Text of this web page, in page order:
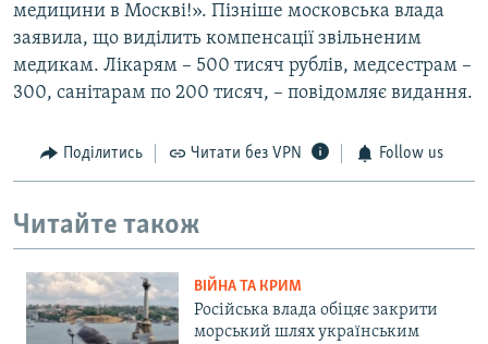
медицини в Москві!». Пізніше московська влада
заявила, що виділить компенсації звільненим
медикам. Лікарям – 500 тисяч рублів, медсестрам –
300, санітарам по 200 тисяч, – повідомляє видання.
Поділитись Читати без VPN Follow us
Читайте також
ВІЙНА ТА КРИМ
Російська влада обіцяє закрити
морський шлях українським